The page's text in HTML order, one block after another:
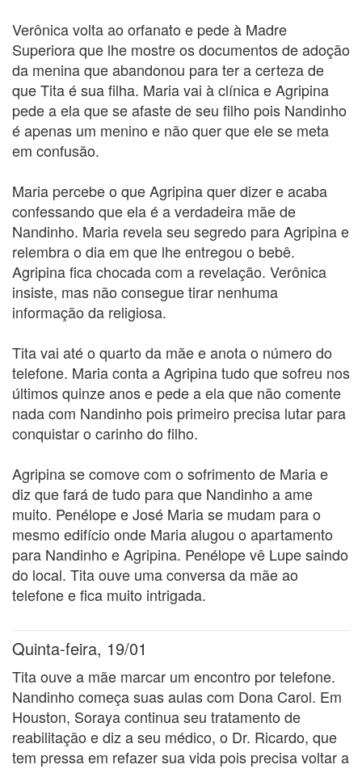
Verônica volta ao orfanato e pede à Madre
Superiora que lhe mostre os documentos de adoção
da menina que abandonou para ter a certeza de
que Tita é sua filha. Maria vai à clínica e Agripina
pede a ela que se afaste de seu filho pois Nandinho
é apenas um menino e não quer que ele se meta
em confusão.
Maria percebe o que Agripina quer dizer e acaba
confessando que ela é a verdadeira mãe de
Nandinho. Maria revela seu segredo para Agripina e
relembra o dia em que lhe entregou o bebê.
Agripina fica chocada com a revelação. Verônica
insiste, mas não consegue tirar nenhuma
informação da religiosa.
Tita vai até o quarto da mãe e anota o número do
telefone. Maria conta a Agripina tudo que sofreu nos
últimos quinze anos e pede a ela que não comente
nada com Nandinho pois primeiro precisa lutar para
conquistar o carinho do filho.
Agripina se comove com o sofrimento de Maria e
diz que fará de tudo para que Nandinho a ame
muito. Penélope e José Maria se mudam para o
mesmo edifício onde Maria alugou o apartamento
para Nandinho e Agripina. Penélope vê Lupe saindo
do local. Tita ouve uma conversa da mãe ao
telefone e fica muito intrigada.
Quinta-feira, 19/01
Tita ouve a mãe marcar um encontro por telefone.
Nandinho começa suas aulas com Dona Carol. Em
Houston, Soraya continua seu tratamento de
reabilitação e diz a seu médico, o Dr. Ricardo, que
tem pressa em refazer sua vida pois precisa voltar a